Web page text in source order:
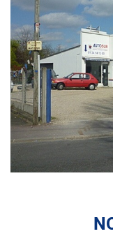
• le pré-contrôle
volontaire / partiel
N’attendez plus
véhicule : Prenez
technique.
A très bientôt chez
*Prestation à vérifier